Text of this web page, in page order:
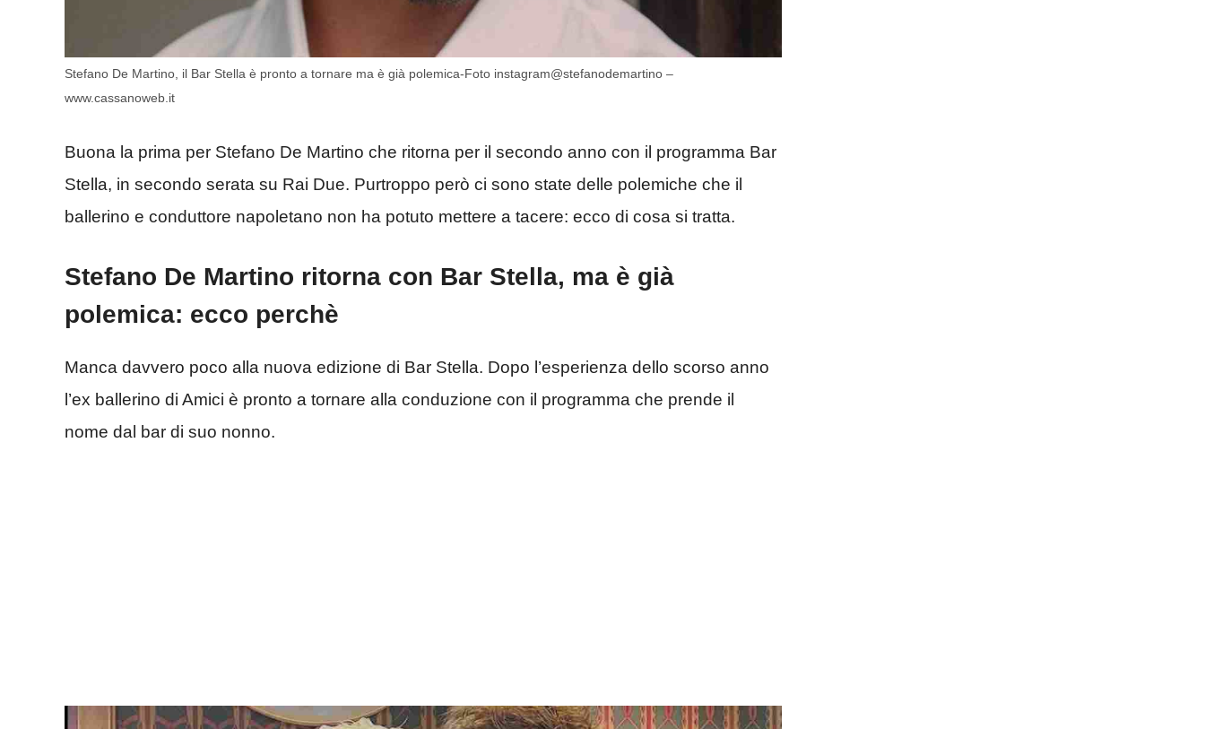
Stefano De Martino, il Bar Stella è pronto a tornare ma è già polemica-Foto instagram@stefanodemartino –
www.cassanoweb.it
Buona la prima per Stefano De Martino che ritorna per il secondo anno con il programma Bar
Stella, in secondo serata su Rai Due. Purtroppo però ci sono state delle polemiche che il
ballerino e conduttore napoletano non ha potuto mettere a tacere: ecco di cosa si tratta.
Stefano De Martino ritorna con Bar Stella, ma è già
polemica: ecco perchè
Manca davvero poco alla nuova edizione di Bar Stella. Dopo l’esperienza dello scorso anno
l’ex ballerino di Amici è pronto a tornare alla conduzione con il programma che prende il
nome dal bar di suo nonno.